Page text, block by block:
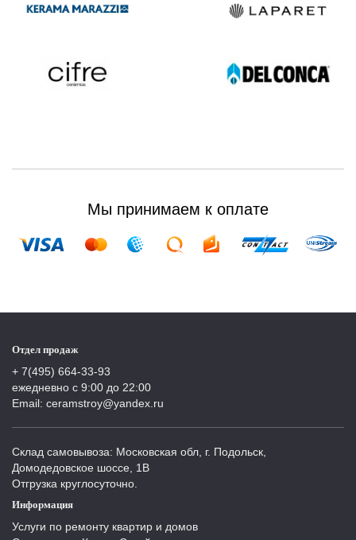
Мы принимаем к оплате
Отдел продаж
+ 7(495) 664-33-93
ежедневно с 9:00 до 22:00
Email: ceramstroy@yandex.ru
Склад самовывоза: Московская обл, г. Подольск,
Домодедовское шоссе, 1В
Отгрузка круглосуточно.
Информация
Услуги по ремонту квартир и домов